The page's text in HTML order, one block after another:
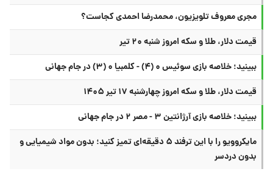
مجری معروف تلویزیون، محمدرضا احمدی کجاست؟
قیمت دلار، طلا و سکه امروز شنبه ۲۰ تیر
ببینید؛ خلاصه بازی سوئیس ۰ (۴) - کلمبیا ۰ (۳) در جام جهانی
قیمت دلار، طلا و سکه امروز چهارشنبه ۱۷ تیر ۱۴۰۵
ببینید؛ خلاصه بازی آرژانتین ۳ - مصر ۲ در جام جهانی
مایکروویو را با این ترفند ۵ دقیقه‌ای تمیز کنید؛ بدون مواد شیمیایی و
بدون دردسر